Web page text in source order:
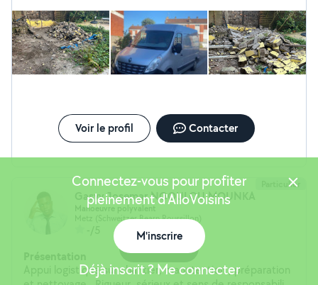
Voir le profil Contacter
Particulier
Gasvy Josemar NGOULOU MOUNKA
Manoeuvre polyvalent
Metz (Schweitzer Bearn Roussillon)
Appui logistique sur chantier, manutention , préparation
Connectez-vous pour profiter
pleinement d'AlloVoisins
M'inscrire
Déjà inscrit ? Me connecter